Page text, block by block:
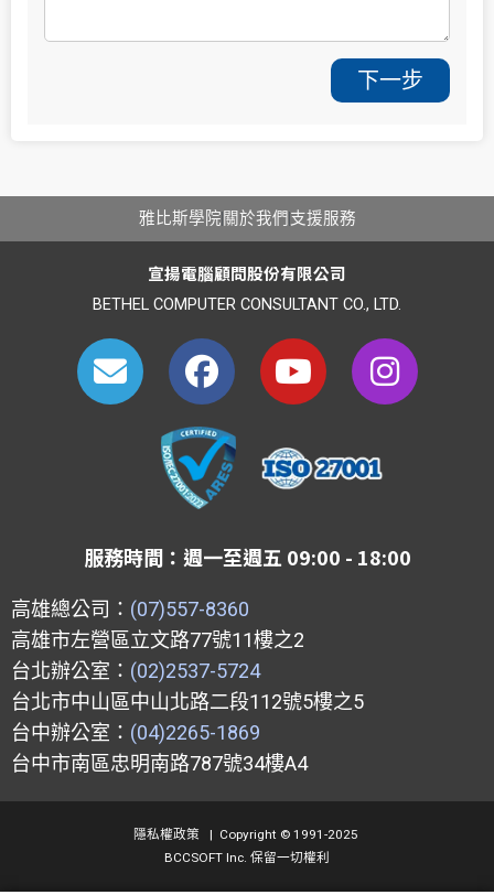
下一步
雅比斯學院關於我們支援服務
宣揚電腦顧問股份有限公司
BETHEL COMPUTER CONSULTANT CO., LTD.
E
n
v
p
F
a
c
e
b
o
o
Y
o
u
t
u
e
I
n
s
r
服務時間：週一至週五 09:00 - 18:00
高雄總公司： (07)557-8360
高雄市左營區立文路77號11樓之2
台北辦公室： (02)2537-5724
台北市中山區中山北路二段112號5樓之5
台中辦公室： (04)2265-1869
台中市南區忠明南路787號34樓A4
隱私權政策 | Copyright © 1991-2025
BCCSOFT Inc. 保留一切權利